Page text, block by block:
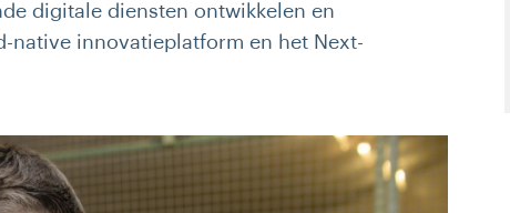
digitale diensten ontwikkelen en
native innovatieplatform en het Next-